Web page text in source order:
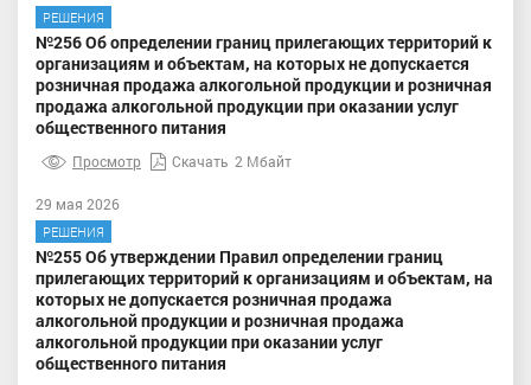
РЕШЕНИЯ
№256 Об определении границ прилегающих территорий к
организациям и объектам, на которых не допускается
розничная продажа алкогольной продукции и розничная
продажа алкогольной продукции при оказании услуг
общественного питания
Просмотр Скачать 2 Мбайт
29 мая 2026
РЕШЕНИЯ
№255 Об утверждении Правил определении границ
прилегающих территорий к организациям и объектам, на
которых не допускается розничная продажа
алкогольной продукции и розничная продажа
алкогольной продукции при оказании услуг
общественного питания